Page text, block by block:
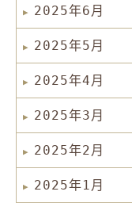
2025年6月
2025年5月
2025年4月
2025年3月
2025年2月
2025年1月